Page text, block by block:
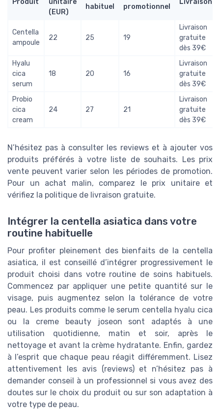
(EUR)
habituel
promotionnel
Centella
ampoule
22 25 19
Livraison
gratuite
dès 39€
Hyalu
cica
serum
18 20 16
Livraison
gratuite
dès 39€
Probio
cica
cream
24 27 21
Livraison
gratuite
dès 39€
N’hésitez pas à consulter les reviews et à ajouter vos
produits préférés à votre liste de souhaits. Les prix
vente peuvent varier selon les périodes de promotion.
Pour un achat malin, comparez le prix unitaire et
vérifiez la politique de livraison gratuite.
Intégrer la centella asiatica dans votre
routine habituelle
Pour profiter pleinement des bienfaits de la centella
asiatica, il est conseillé d’intégrer progressivement le
produit choisi dans votre routine de soins habituels.
Commencez par appliquer une petite quantité sur le
visage, puis augmentez selon la tolérance de votre
peau. Les produits comme le serum centella hyalu cica
ou la creme beauty joseon sont adaptés à une
utilisation quotidienne, matin et soir, après le
nettoyage et avant la crème hydratante. Enfin, gardez
à l’esprit que chaque peau réagit différemment. Lisez
attentivement les avis (reviews) et n’hésitez pas à
demander conseil à un professionnel si vous avez des
doutes sur le choix du produit ou sur son adaptation à
votre type de peau.